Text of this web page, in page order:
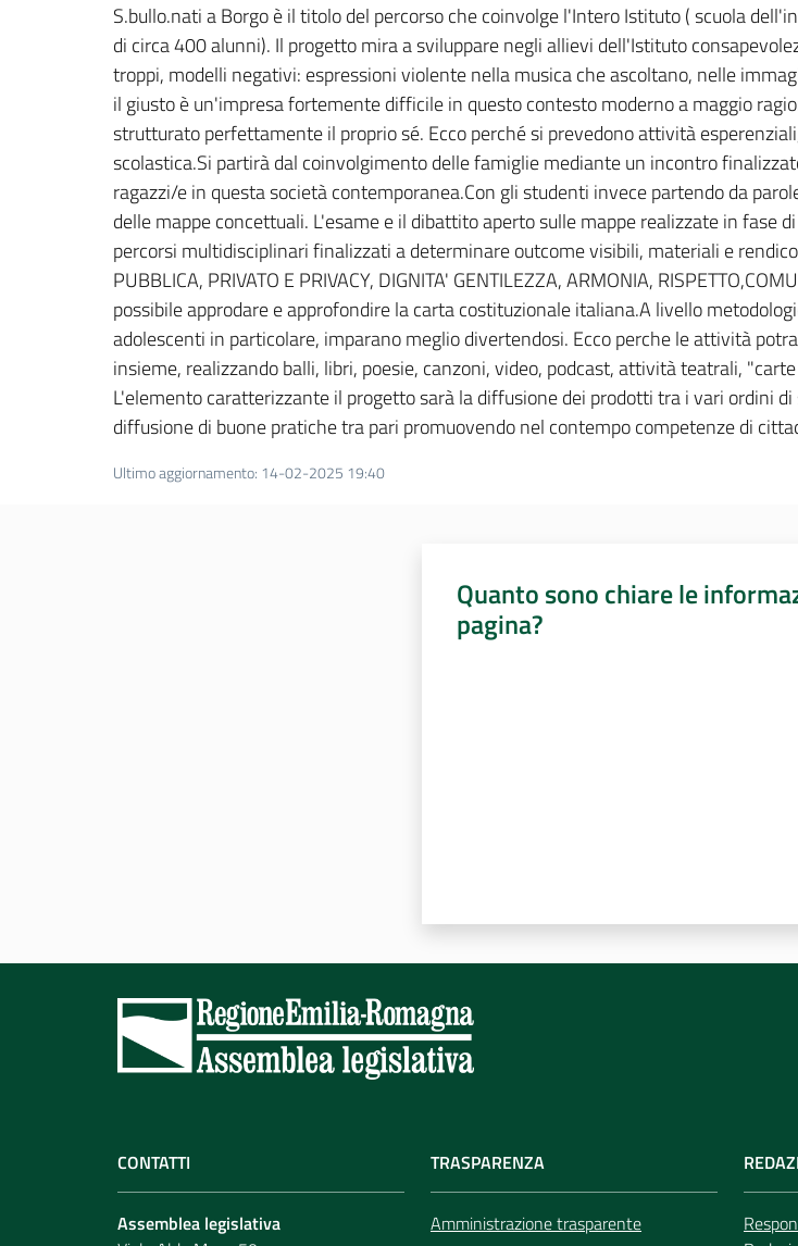
S.bullo.nati a Borgo è il titolo del percorso che coinvolge l'Intero Istituto ( scuola
di circa 400 alunni). Il progetto mira a sviluppare negli allievi dell'Istituto
troppi, modelli negativi: espressioni violente nella musica che ascoltano, nelle
il giusto è un'impresa fortemente difficile in questo contesto moderno a maggio
strutturato perfettamente il proprio sé. Ecco perché si prevedono attività
scolastica.Si partirà dal coinvolgimento delle famiglie mediante un incontro
ragazzi/e in questa società contemporanea.Con gli studenti invece partendo da
delle mappe concettuali. L'esame e il dibattito aperto sulle mappe realizzate in
percorsi multidisciplinari finalizzati a determinare outcome visibili, materiali e
PUBBLICA, PRIVATO E PRIVACY, DIGNITA' GENTILEZZA, ARMONIA,
possibile approdare e approfondire la carta costituzionale italiana.A livello
adolescenti in particolare, imparano meglio divertendosi. Ecco perche le attività
insieme, realizzando balli, libri, poesie, canzoni, video, podcast, attività teatrali,
L'elemento caratterizzante il progetto sarà la diffusione dei prodotti tra i vari ordini
diffusione di buone pratiche tra pari promuovendo nel contempo competenze di
Ultimo aggiornamento: 14-02-2025 19:40
Quanto sono chiare le
pagina?
CONTATTI
Assemblea legislativa
TRASPARENZA
Amministrazione trasparente